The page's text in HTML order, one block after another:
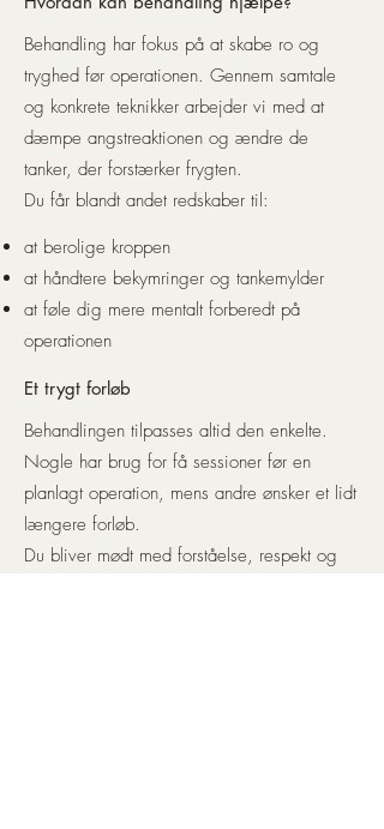
Behandling har fokus på at skabe ro og
tryghed før operationen. Gennem samtale
og konkrete teknikker arbejder vi med at
dæmpe angstreaktionen og ændre de
tanker, der forstærker frygten.
Du får blandt andet redskaber til:
at berolige kroppen
at håndtere bekymringer og tankemylder
at føle dig mere mentalt forberedt på
operationen
Et trygt forløb
Behandlingen tilpasses altid den enkelte.
Nogle har brug for få sessioner før en
planlagt operation, mens andre ønsker et lidt
længere forløb.
Du bliver mødt med forståelse, respekt og